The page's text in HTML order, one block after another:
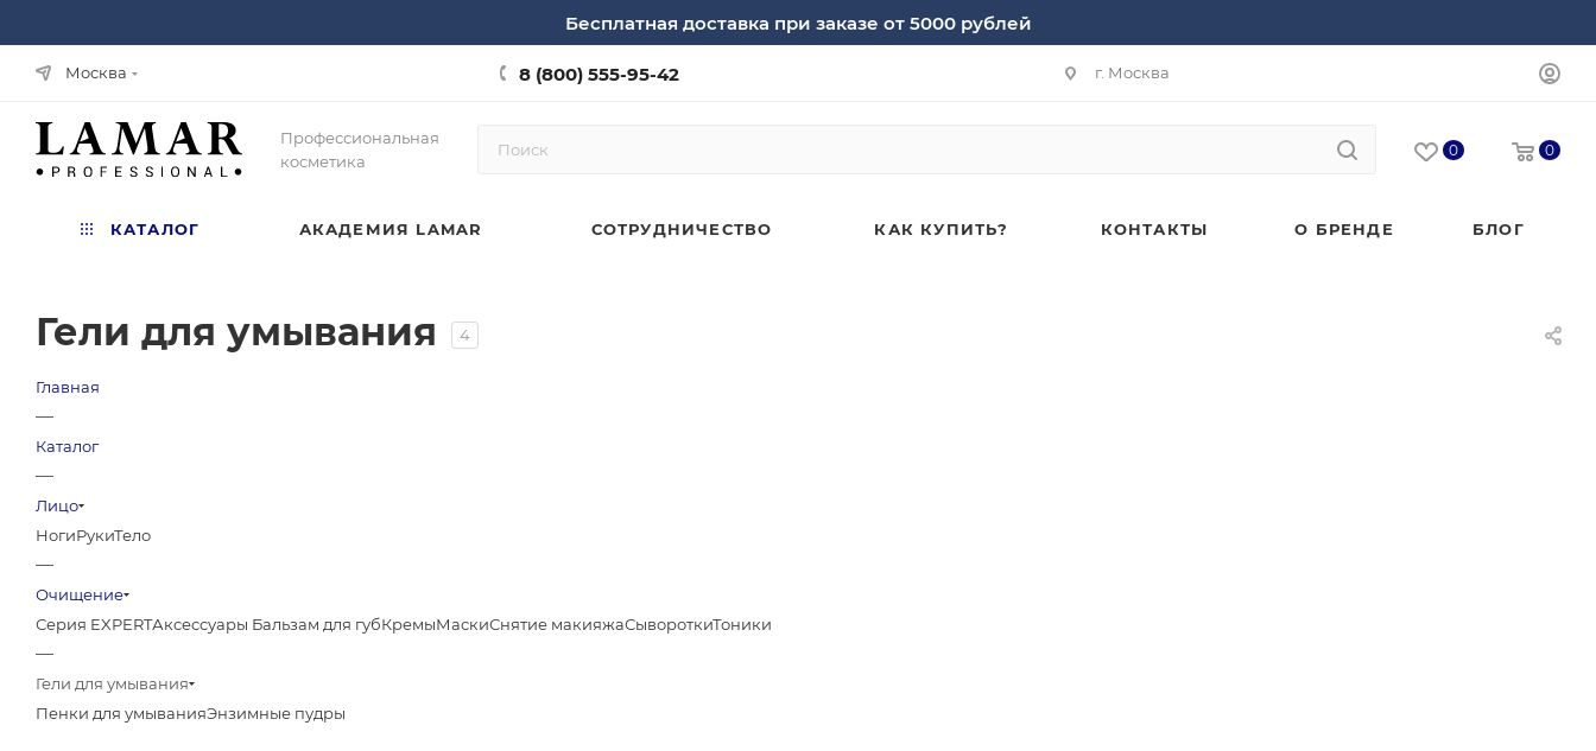
Бесплатная доставка при заказе от 5000 рублей
Москва 8 (800) 555-95-42 г. Москва
Профессиональная
косметика
0 0
КАТАЛОГ АКАДЕМИЯ LAMAR СОТРУДНИЧЕСТВО КАК КУПИТЬ? КОНТАКТЫ О БРЕНДЕ БЛОГ
Гели для умывания 4
Главная
—
Каталог
—
Лицо
НогиРукиТело
—
Очищение
Серия EXPERTАксессуары Бальзам для губКремыМаскиСнятие макияжаСывороткиТоники
—
Гели для умывания
Пенки для умыванияЭнзимные пудры